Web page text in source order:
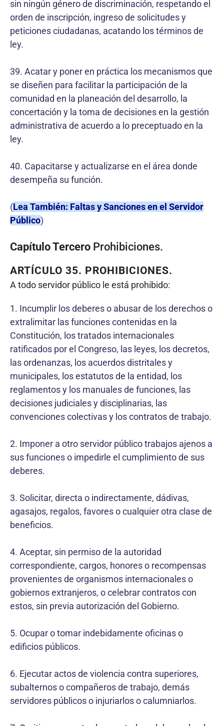
sin ningún género de discriminación, respetando el
orden de inscripción, ingreso de solicitudes y
peticiones ciudadanas, acatando los términos de
ley.
39. Acatar y poner en práctica los mecanismos que
se diseñen para facilitar la participación de la
comunidad en la planeación del desarrollo, la
concertación y la toma de decisiones en la gestión
administrativa de acuerdo a lo preceptuado en la
ley.
40. Capacitarse y actualizarse en el área donde
desempeña su función.
(Lea También: Faltas y Sanciones en el Servidor
Público)
Capítulo Tercero Prohibiciones.
ARTÍCULO 35. PROHIBICIONES.
A todo servidor público le está prohibido:
1. Incumplir los deberes o abusar de los derechos o
extralimitar las funciones contenidas en la
Constitución, los tratados internacionales
ratificados por el Congreso, las leyes, los decretos,
las ordenanzas, los acuerdos distritales y
municipales, los estatutos de la entidad, los
reglamentos y los manuales de funciones, las
decisiones judiciales y disciplinarias, las
convenciones colectivas y los contratos de trabajo.
2. Imponer a otro servidor público trabajos ajenos a
sus funciones o impedirle el cumplimiento de sus
deberes.
3. Solicitar, directa o indirectamente, dádivas,
agasajos, regalos, favores o cualquier otra clase de
beneficios.
4. Aceptar, sin permiso de la autoridad
correspondiente, cargos, honores o recompensas
provenientes de organismos internacionales o
gobiernos extranjeros, o celebrar contratos con
estos, sin previa autorización del Gobierno.
5. Ocupar o tomar indebidamente oficinas o
edificios públicos.
6. Ejecutar actos de violencia contra superiores,
subalternos o compañeros de trabajo, demás
servidores públicos o injuriarlos o calumniarlos.